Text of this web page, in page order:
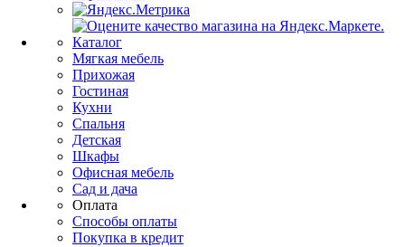
Каталог
Мягкая мебель
Прихожая
Гостиная
Кухни
Спальня
Детская
Шкафы
Офисная мебель
Сад и дача
Оплата
Способы оплаты
Покупка в кредит